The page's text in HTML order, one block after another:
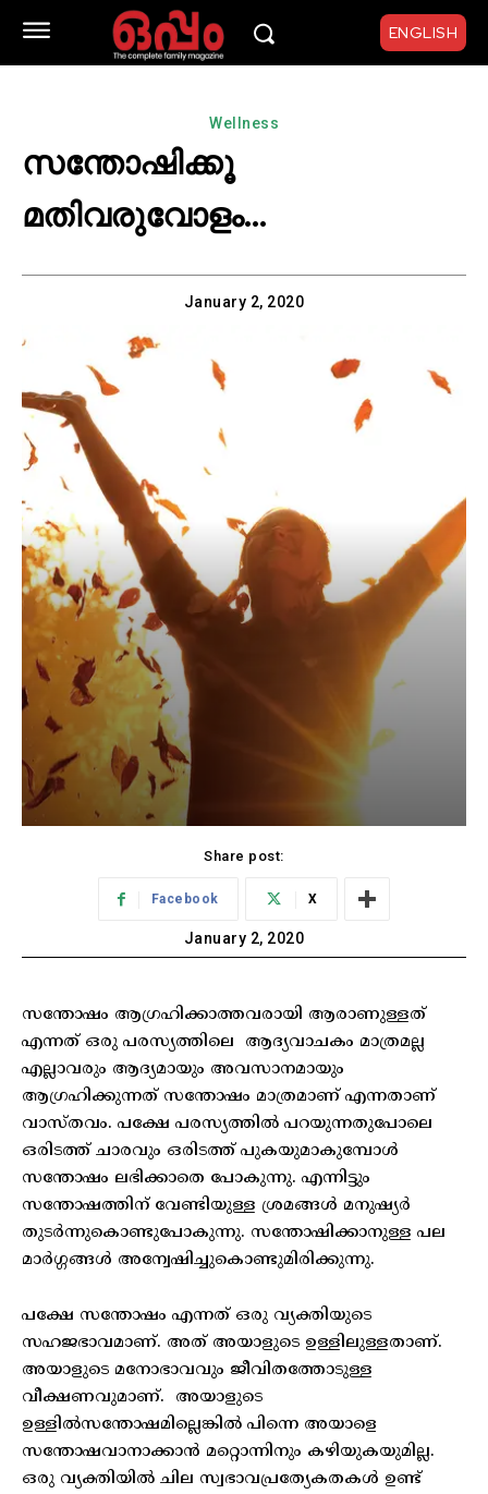
ENGLISH
Wellness
സന്തോഷിക്കൂ
മതിവരുവോളം…
January 2, 2020
Share post:
Facebook X
January 2, 2020
സന്തോഷം ആഗ്രഹിക്കാത്തവരായി ആരാണുള്ളത്
എന്നത് ഒരു പരസ്യത്തിലെ ആദ്യവാചകം മാത്രമല്ല
എല്ലാവരും ആദ്യമായും അവസാനമായും
ആഗ്രഹിക്കുന്നത് സന്തോഷം മാത്രമാണ് എന്നതാണ്
വാസ്തവം. പക്ഷേ പരസ്യത്തിൽ പറയുന്നതുപോലെ
ഒരിടത്ത് ചാരവും ഒരിടത്ത് പുകയുമാകുമ്പോൾ
സന്തോഷം ലഭിക്കാതെ പോകുന്നു. എന്നിട്ടും
സന്തോഷത്തിന് വേണ്ടിയുള്ള ശ്രമങ്ങൾ മനുഷ്യർ
തുടർന്നുകൊണ്ടുപോകുന്നു. സന്തോഷിക്കാനുള്ള പല
മാർഗ്ഗങ്ങൾ അന്വേഷിച്ചുകൊണ്ടുമിരിക്കുന്നു.
പക്ഷേ സന്തോഷം എന്നത് ഒരു വ്യക്തിയുടെ
സഹജഭാവമാണ്. അത് അയാളുടെ ഉള്ളിലുള്ളതാണ്.
അയാളുടെ മനോഭാവവും ജീവിതത്തോടുള്ള
വീക്ഷണവുമാണ്. അയാളുടെ
ഉള്ളിൽസന്തോഷമില്ലെങ്കിൽ പിന്നെ അയാളെ
സന്തോഷവാനാക്കാൻ മറ്റൊന്നിനും കഴിയുകയുമില്ല.
ഒരു വ്യക്തിയിൽ ചില സ്വഭാവപ്രത്യേകതകൾ ഉണ്ട്